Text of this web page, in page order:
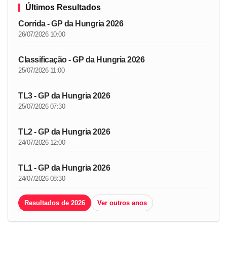
Últimos Resultados
Corrida - GP da Hungria 2026
26/07/2026 10:00
Classificação - GP da Hungria 2026
25/07/2026 11:00
TL3 - GP da Hungria 2026
25/07/2026 07:30
TL2 - GP da Hungria 2026
24/07/2026 12:00
TL1 - GP da Hungria 2026
24/07/2026 08:30
Resultados de 2026 Ver outros anos